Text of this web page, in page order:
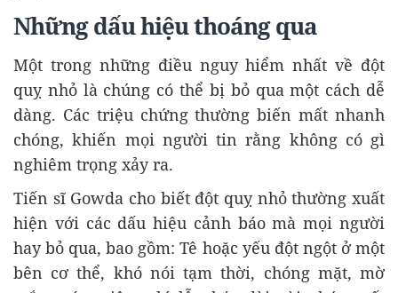
Những dấu hiệu thoáng qua
Một trong những điều nguy hiểm nhất về đột
quỵ nhỏ là chúng có thể bị bỏ qua một cách dễ
dàng. Các triệu chứng thường biến mất nhanh
chóng, khiến mọi người tin rằng không có gì
nghiêm trọng xảy ra.
Tiến sĩ Gowda cho biết đột quỵ nhỏ thường xuất
hiện với các dấu hiệu cảnh báo mà mọi người
hay bỏ qua, bao gồm: Tê hoặc yếu đột ngột ở một
bên cơ thể, khó nói tạm thời, chóng mặt, mờ